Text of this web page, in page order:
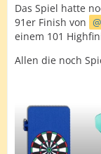
Das Spiel hatte
91er Finish von
einem 101
Allen die noch